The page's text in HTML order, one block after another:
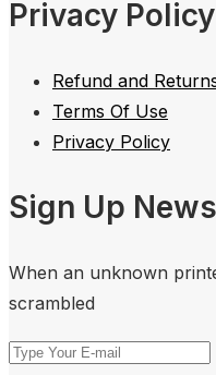
Privacy Policy
Refund and
Terms Of Use
Privacy Policy
Sign Up
When an unknown
scrambled